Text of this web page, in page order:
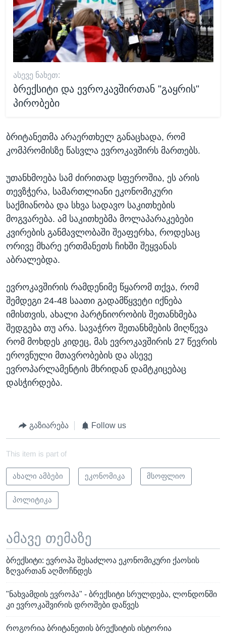
ᲐᲡᲔᲕᲔ ᲜᲐᲮᲔᲗ:
ბრექსიტი და ევროკავშირთან "გაყრის"
პირობები
ბრიტანეთმა არაერთხელ განაცხადა, რომ
კომპრომისზე წასვლა ევროკავშირს მართებს.
უთანხმოება სამ ძირითად სფეროშია, ეს არის
თევზჭერა, სამართლიანი ეკონომიკური
საქმიანობა და სხვა სადავო საკითხების
მოგვარება. ამ საკითხებმა მოლაპარაკებები
კვირების განმავლობაში შეაფერხა, როდესაც
ორივე მხარე ერთმანეთს ჩიხში შეყვანას
აბრალებდა.
ევროკავშირის რამდენიმე წყარომ თქვა, რომ
შემდეგი 24-48 საათი გადამწყვეტი იქნება
იმისთვის, ახალი პარტნიორობის შეთანხმება
შედგება თუ არა. სავაჭრო შეთანხმების მიღწევა
რომ მოხდეს კიდეც, მას ევროკავშირის 27 წევრის
ეროვნული მთავრობების და ასევე
ევროპარლამენტის მხრიდან დამტკიცებაც
დასჭირდება.
გაზიარება Follow us
This item is part of
ახალი ამბები ეკონომიკა მსოფლიო
პოლიტიკა
ამავე თემაზე
ბრექსიტი: ევროპა შესაძლოა ეკონომიკური ქაოსის
ზღვართან აღმოჩნდეს
"ნახვამდის ევროპა" - ბრექსიტი სრულდება, ლონდონში
კი ევროკაშვირის დროშები დაწვეს
როგორია ბრიტანეთის ბრექსიტის ისტორია